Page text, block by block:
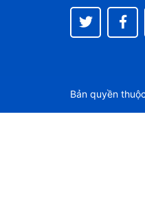
Bản quyền